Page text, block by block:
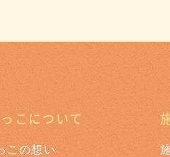
こについて
この想い